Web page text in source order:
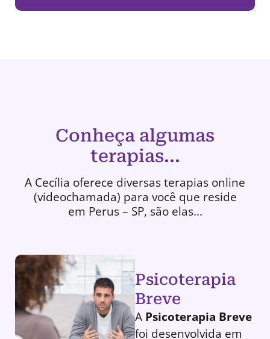
Conheça algumas
terapias...
A Cecília oferece diversas terapias online
(videochamada) para você que reside
em Perus – SP, são elas...
Psicoterapia
Breve
A Psicoterapia Breve
foi desenvolvida em